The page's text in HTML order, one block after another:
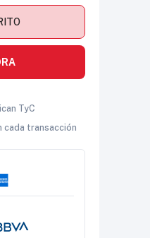
TyC
cada transacción